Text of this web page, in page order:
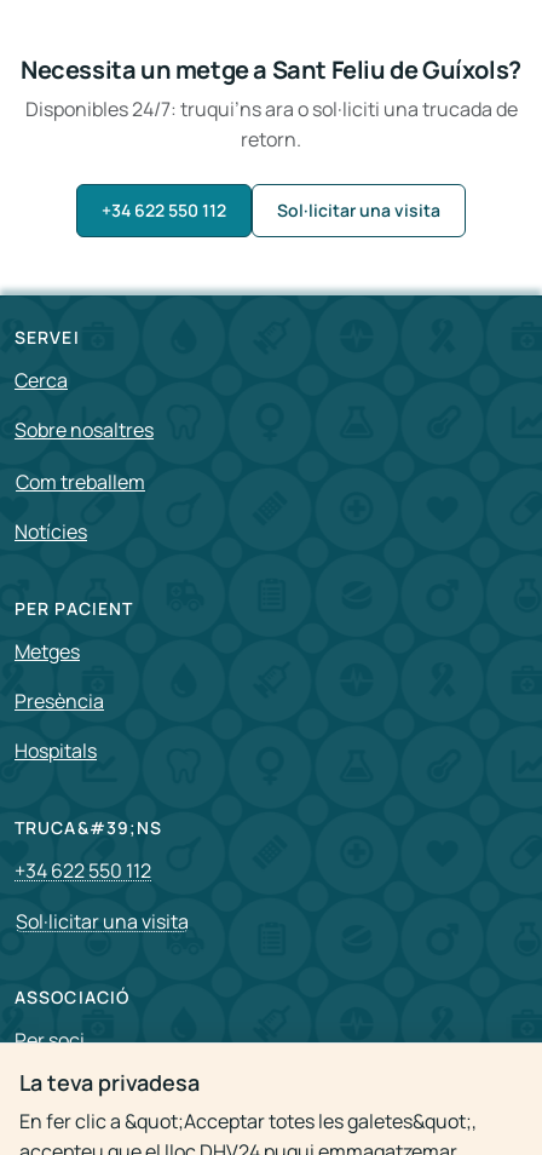
La teva privadesa
En fer clic a &quot;Acceptar totes les galetes&quot;,
Necessita un metge a Sant Feliu de Guíxols?
Disponibles 24/7: truqui’ns ara o sol·liciti una trucada de
retorn.
+34 622 550 112 Sol·licitar una visita
SERVEI
Cerca
Sobre nosaltres
Com treballem
Notícies
PER PACIENT
Metges
Presència
Hospitals
TRUCA&#39;NS
+34 622 550 112
Sol·licitar una visita
ASSOCIACIÓ
Per soci
Vacants